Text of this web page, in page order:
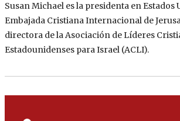
Susan Michael es la presidenta en Estados
Embajada Cristiana Internacional de
directora de la Asociación de Líderes
Estadounidenses para Israel (ACLI).